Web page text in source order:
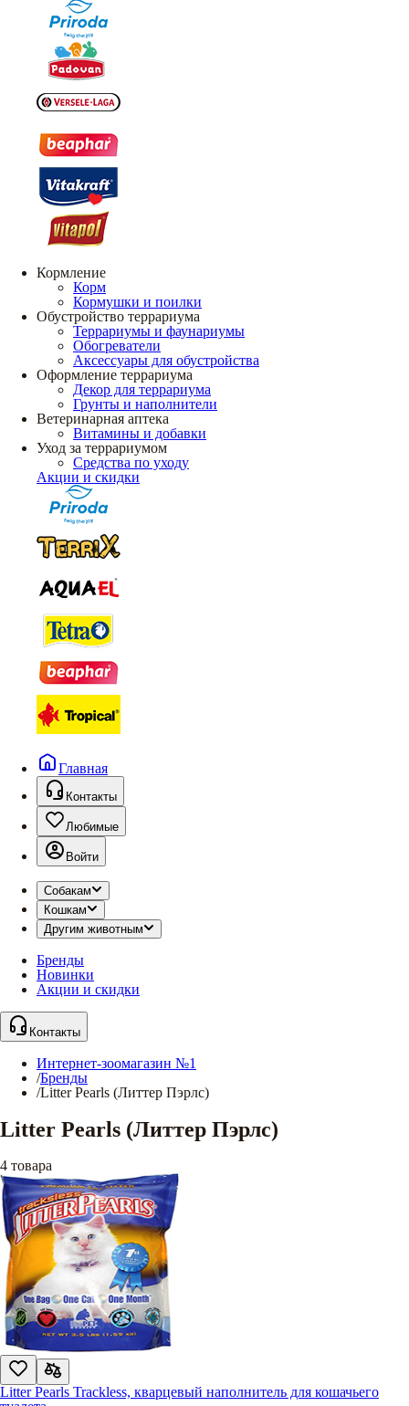
Кормление
Корм
Кормушки и поилки
Обустройство террариума
Террариумы и фаунариумы
Обогреватели
Аксессуары для обустройства
Оформление террариума
Декор для террариума
Грунты и наполнители
Ветеринарная аптека
Витамины и добавки
Уход за террариумом
Средства по уходу
Акции и скидки
Главная
Контакты
Любимые
Войти
Собакам
Кошкам
Другим животным
Бренды
Новинки
Акции и скидки
Контакты
Интернет-зоомагазин №1
/Бренды
/Litter Pearls (Литтер Пэрлс)
Litter Pearls (Литтер Пэрлс)
4 товара
Litter Pearls Trackless, кварцевый наполнитель для кошачьего